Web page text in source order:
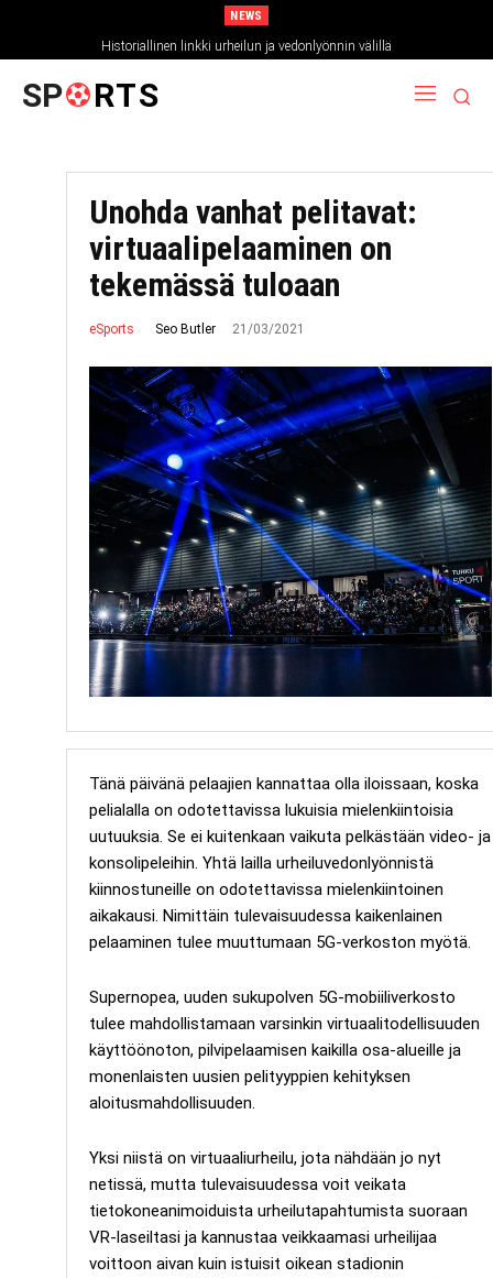
NEWS
Historiallinen linkki urheilun ja vedonlyönnin välillä
SP RTS
Unohda vanhat pelitavat:
virtuaalipelaaminen on
tekemässä tuloaan
eSports Seo Butler 21/03/2021
Tänä päivänä pelaajien kannattaa olla iloissaan, koska
pelialalla on odotettavissa lukuisia mielenkiintoisia
uutuuksia. Se ei kuitenkaan vaikuta pelkästään video- ja
konsolipeleihin. Yhtä lailla urheiluvedonlyönnistä
kiinnostuneille on odotettavissa mielenkiintoinen
aikakausi. Nimittäin tulevaisuudessa kaikenlainen
pelaaminen tulee muuttumaan 5G-verkoston myötä.
Supernopea, uuden sukupolven 5G-mobiiliverkosto
tulee mahdollistamaan varsinkin virtuaalitodellisuuden
käyttöönoton, pilvipelaamisen kaikilla osa-alueille ja
monenlaisten uusien pelityyppien kehityksen
aloitusmahdollisuuden.
Yksi niistä on virtuaaliurheilu, jota nähdään jo nyt
netissä, mutta tulevaisuudessa voit veikata
tietokoneanimoiduista urheilutapahtumista suoraan
VR-laseiltasi ja kannustaa veikkaamasi urheilijaa
voittoon aivan kuin istuisit oikean stadionin